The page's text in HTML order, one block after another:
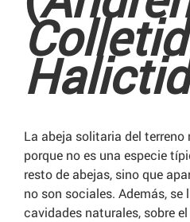
La abeja solitaria del terreno
porque no es una especie
resto de abejas, sino que
no son sociales. Además,
cavidades naturales, sobre